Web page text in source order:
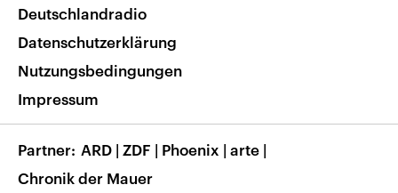
Nachrichten App
Frequenzen
Veranstaltungen
Musikliste
RSS
Barrierefreiheit
Deutschlandradio
Datenschutzerklärung
Nutzungsbedingungen
Impressum
Partner ARD | ZDF | Phoenix | arte |
Chronik der Mauer